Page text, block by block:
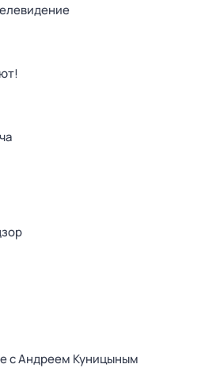
с Андреем Куницыным